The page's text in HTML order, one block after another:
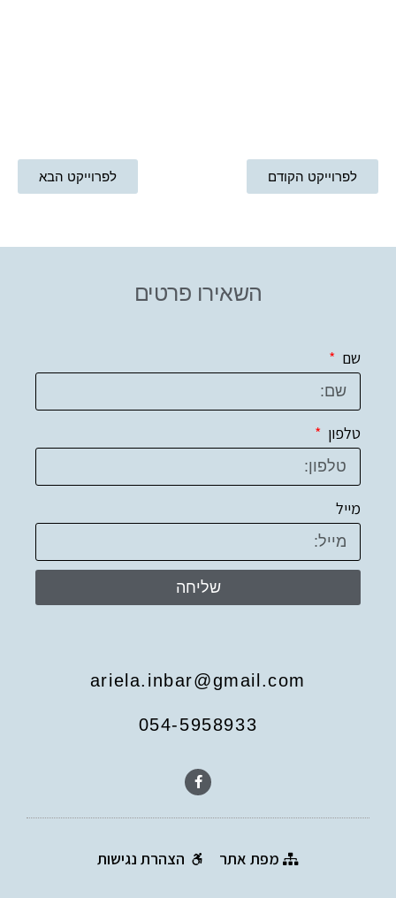
לפרוייקט הקודם לפרוייקט הבא
השאירו פרטים
שם
טלפון
מייל
שליחה
ariela.inbar@gmail.com
054-5958933
מפת אתר הצהרת נגישות